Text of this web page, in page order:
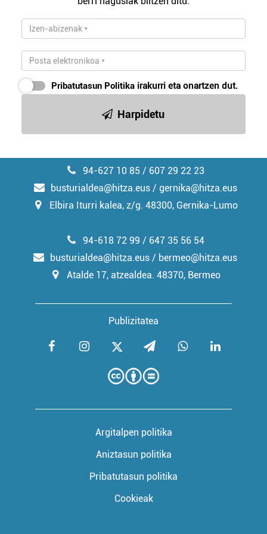
buruzko informazio gehiago eta ezarri zure lehentasunak
datuen atalean. Edozein unetan alda edo ken dezakezu
zure baimena Cookieen adierazpenean.
Webgune honek cookie propioak eta hirugarrenen cookie-
baliatzen gara. Ohar hau onartuz gero, teknologia hori
erabiltzeko baimen esplizitua ematen diguzu.Gehiago
irakurri
Pribatutasun Politika irakurri eta onartzen dut.
Harpidetu
94-627 10 85 / 607 29 22 23
busturialdea@hitza.eus / gernika@hitza.eus
Elbira Iturri kalea, z/g. 48300, Gernika-Lumo
Publizitatea
94-618 72 99 / 647 35 56 54
busturialdea@hitza.eus / bermeo@hitza.eus
Atalde 17, atzealdea. 48370, Bermeo
Argitalpen politika
Aniztasun politika
Pribatutasun politika
Cookieak